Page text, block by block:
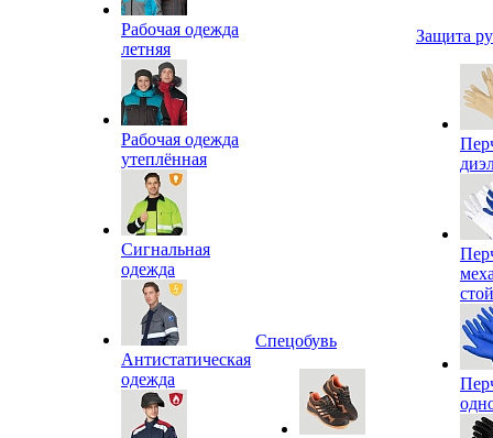
Рабочая одежда
летняя
Рабочая одежда
утеплённая
Сигнальная
одежда
Антистатическая
одежда
Спецобувь
Защита